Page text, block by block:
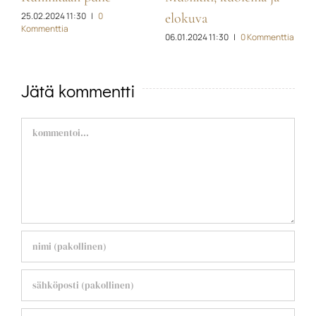
25.02.2024 11:30 | 0
Kommenttia
elokuva
06.01.2024 11:30 | 0 Kommenttia
Jätä kommentti
Comment